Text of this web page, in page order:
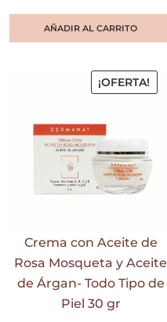
AÑADIR AL CARRITO
¡OFERTA!
Crema con Aceite de
Rosa Mosqueta y Aceite
de Árgan- Todo Tipo de
Piel 30 gr